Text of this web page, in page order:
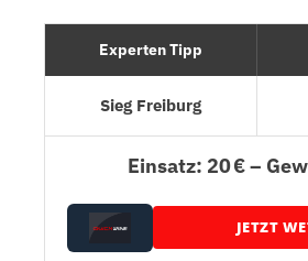
Experten Tipp
Sieg Freiburg
Einsatz: 20 € –
JETZT